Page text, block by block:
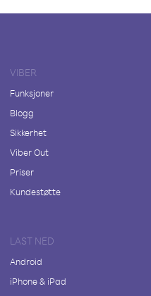
VIBER
Funksjoner
Blogg
Sikkerhet
Viber Out
Priser
Kundestøtte
LAST NED
Android
iPhone & iPad